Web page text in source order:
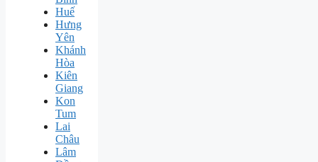
Huế
Hưng
Yên
Khánh
Hòa
Kiên
Giang
Kon
Tum
Lai
Châu
Lâm